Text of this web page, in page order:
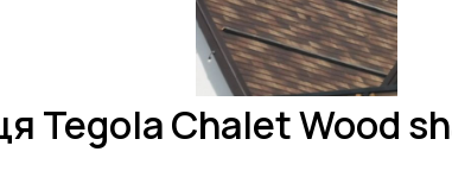
Tegola Chalet Wood